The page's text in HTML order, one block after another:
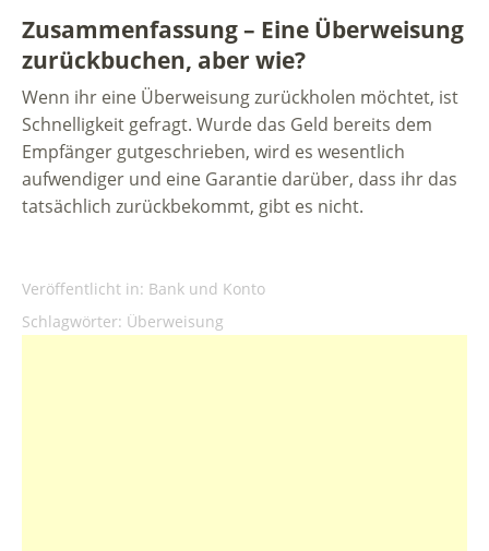
Zusammenfassung – Eine Überweisung
zurückbuchen, aber wie?
Wenn ihr eine Überweisung zurückholen möchtet, ist
Schnelligkeit gefragt. Wurde das Geld bereits dem
Empfänger gutgeschrieben, wird es wesentlich
aufwendiger und eine Garantie darüber, dass ihr das
tatsächlich zurückbekommt, gibt es nicht.
Veröffentlicht in: Bank und Konto
Schlagwörter: Überweisung